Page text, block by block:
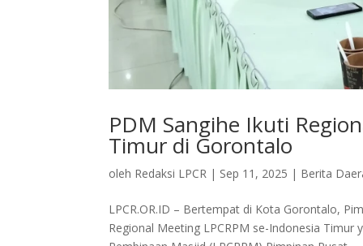
PDM Sangihe Ikuti
Timur di Gorontalo
oleh Redaksi LPCR | Sep 11, 2025 | Berita
LPCR.OR.ID – Bertempat di Kota Gorontalo,
Regional Meeting LPCRPM se-Indonesia Timur